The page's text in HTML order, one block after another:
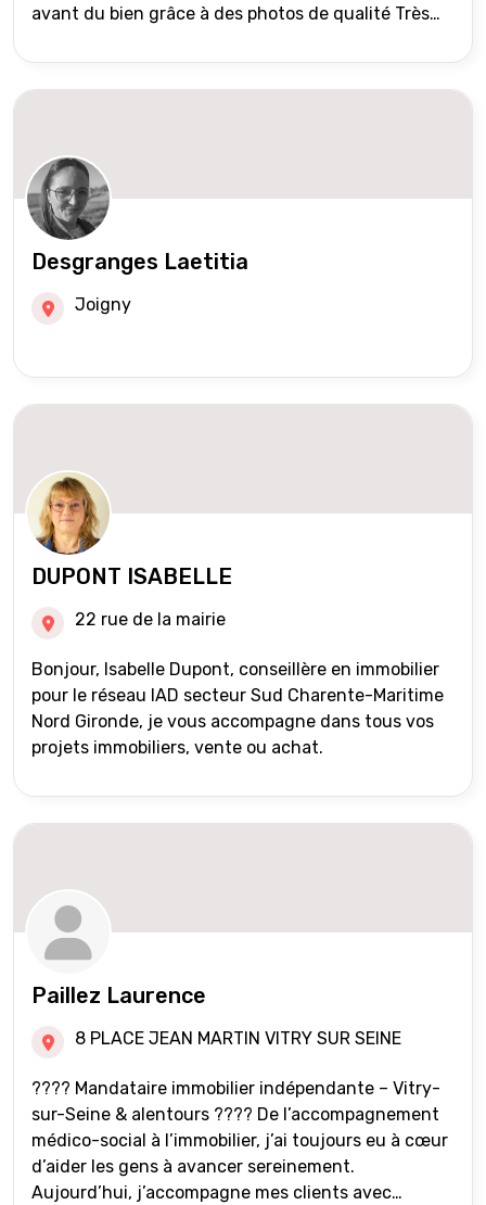
avant du bien grâce à des photos de qualité Très
international) Validation du financement des
acquéreurs auprès de partenaires financiers
réseau Iad France et Iad Deutschland Inter agence
Desgranges Laetitia
Joigny
DUPONT ISABELLE
22 rue de la mairie
Bonjour, Isabelle Dupont, conseillère en immobilier
pour le réseau IAD secteur Sud Charente-Maritime
Nord Gironde, je vous accompagne dans tous vos
projets immobiliers, vente ou achat.
Paillez Laurence
8 PLACE JEAN MARTIN VITRY SUR SEINE
???? Mandataire immobilier indépendante – Vitry-
sur-Seine & alentours ???? De l’accompagnement
médico-social à l’immobilier, j’ai toujours eu à cœur
d’aider les gens à avancer sereinement.
Aujourd’hui, j’accompagne mes clients avec